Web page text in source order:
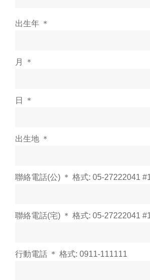
出生年 ＊
月 ＊
日 ＊
出生地 ＊
聯絡電話(公) ＊ 格式: 05-27222041
聯絡電話(宅) ＊ 格式: 05-27222041
行動電話 ＊ 格式: 0911-111111